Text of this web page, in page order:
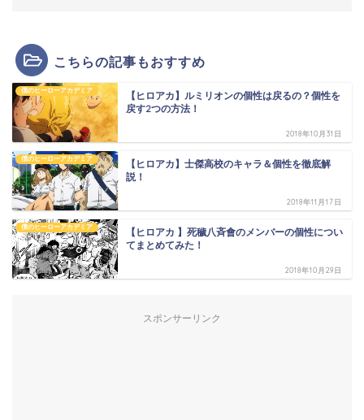
こちらの記事もおすすめ
僕のヒーローアカデミア
【ヒロアカ】ルミリオンの個性は戻るの？個性を
戻す2つの方法！
2018年10月31日
僕のヒーローアカデミア
【ヒロアカ】士傑高校のキャラ＆個性を徹底解
説！
2018年11月17日
僕のヒーローアカデミア
【ヒロアカ 】死穢八斉會のメンバーの個性につい
てまとめてみた！
2018年10月29日
スポンサーリンク